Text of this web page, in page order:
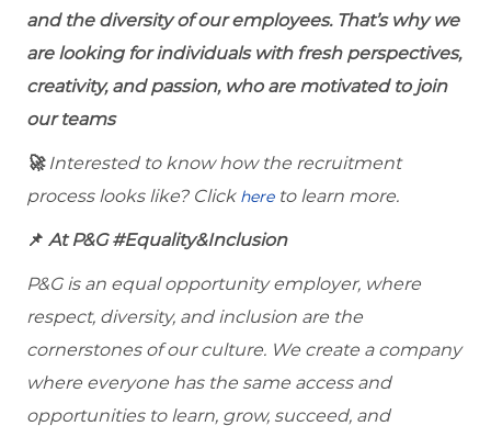
and the diversity of our employees. That’s why we
are looking for individuals with fresh perspectives,
creativity, and passion, who are motivated to join
our teams
🚀 Interested to know how the recruitment
process looks like? Click hereto learn more.
📌 At P&G #Equality&Inclusion
P&G is an equal opportunity employer, where
respect, diversity, and inclusion are the
cornerstones of our culture. We create a company
where everyone has the same access and
opportunities to learn, grow, succeed, and